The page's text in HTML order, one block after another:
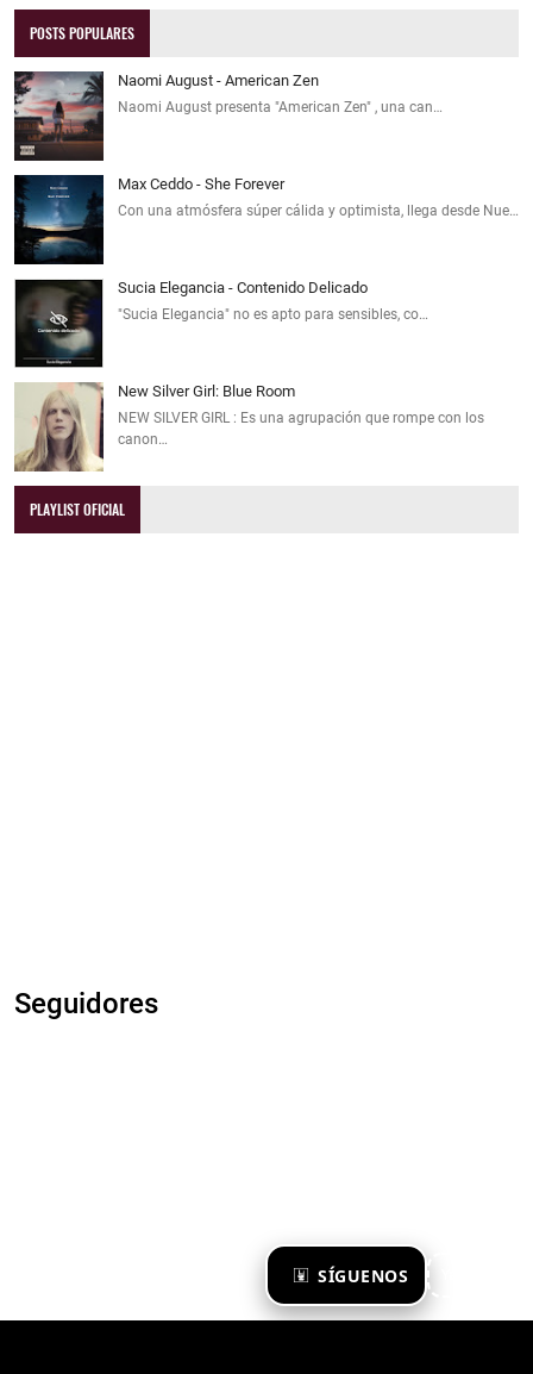
SÍGUENOS
POSTS POPULARES
Naomi August - American Zen
Naomi August presenta "American Zen" , una can…
Max Ceddo - She Forever
Con una atmósfera súper cálida y optimista, llega desde Nue…
Sucia Elegancia - Contenido Delicado
"Sucia Elegancia" no es apto para sensibles, co…
New Silver Girl: Blue Room
NEW SILVER GIRL : Es una agrupación que rompe con los
canon…
PLAYLIST OFICIAL
Seguidores